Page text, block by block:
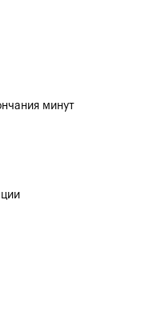
минут